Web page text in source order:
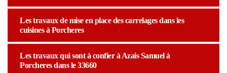
Les travaux de mise en place des carrelages dans les
cuisines à Porcheres
Les travaux qui sont à confier à Azais Samuel à
Porcheres dans le 33660